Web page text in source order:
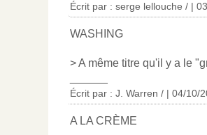
Écrit par : serge lellouche / |
WASHING
> A même titre qu'il y a le
Écrit par : J. Warren / | 04/10/
A LA CRÈME